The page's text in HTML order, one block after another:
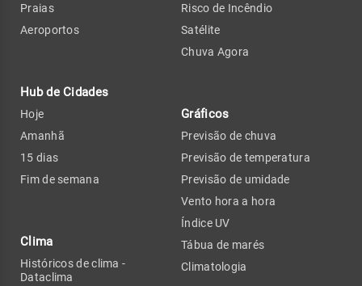
Praias
Aeroportos
Hub de Cidades
Hoje
Amanhã
15 dias
Fim de semana
Clima
Históricos de clima -
Dataclima
Risco de Incêndio
Satélite
Chuva Agora
Gráficos
Previsão de chuva
Previsão de temperatura
Previsão de umidade
Vento hora a hora
Índice UV
Tábua de marés
Climatologia